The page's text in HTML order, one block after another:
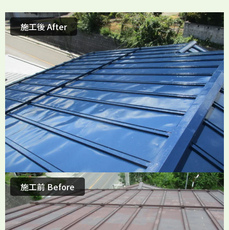
施工前 Before
施工後 After